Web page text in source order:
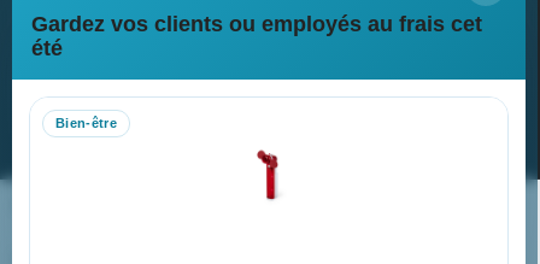
Gardez vos clients ou employés au frais cet
été
Bien-être
Newsletter
Recevez nos dernières nouvelles et nos offres spéciales
Nos expertises & accompagnement global